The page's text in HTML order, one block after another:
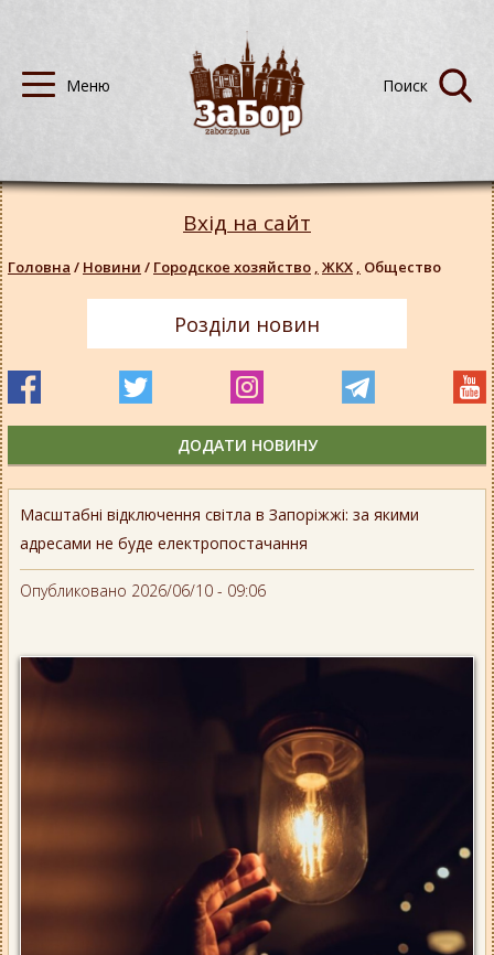
Масштабні відключення світла в Запоріжжі: за якими
адресами не буде електропостачання
Опубликовано 2026/06/10 - 09:06
Вхід на сайт
Головна / Новини / Городское хозяйство , ЖКХ , Общество
Розділи новин
ДОДАТИ НОВИНУ